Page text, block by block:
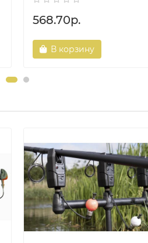
568.70р.
В корзину